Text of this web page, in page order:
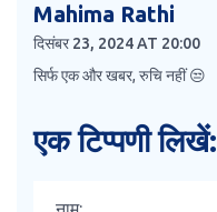
Mahima Rathi
दिसंबर 23, 2024 AT 20:00
सिर्फ एक और खबर, रुचि नहीं 😒
एक टिप्पणी लिखें: